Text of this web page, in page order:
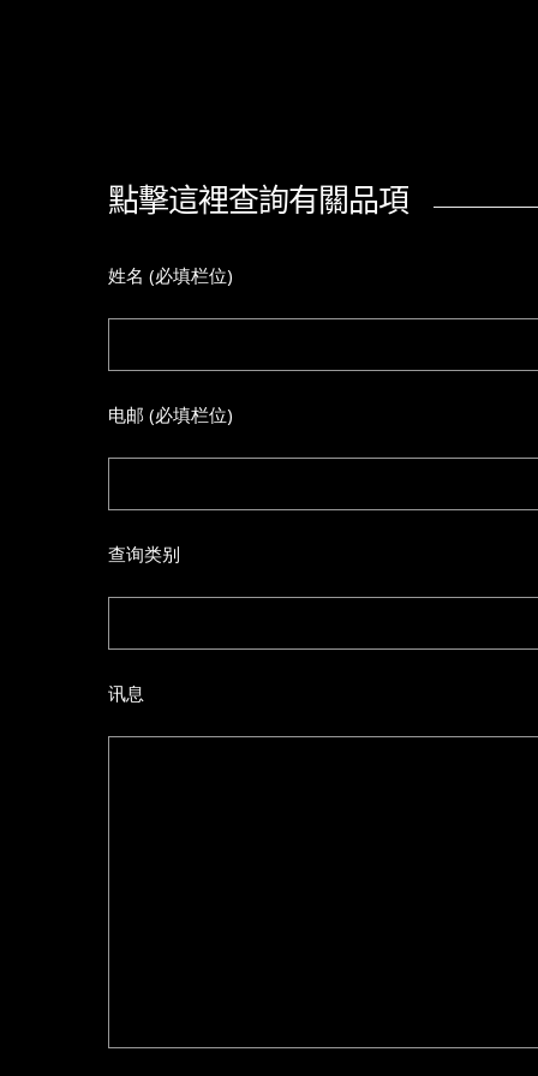
點擊這裡查詢有關品項
姓名 (必填栏位)
电邮 (必填栏位)
查询类别
讯息